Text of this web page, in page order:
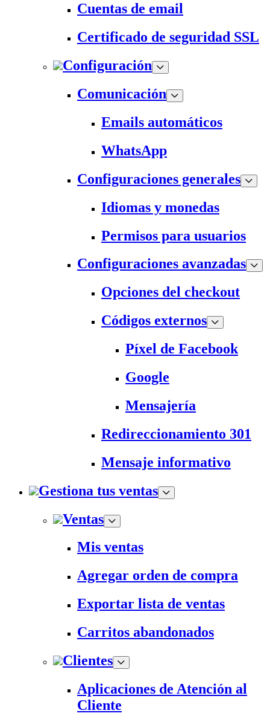
Cuentas de email
Certificado de seguridad SSL
Configuración
Comunicación
Emails automáticos
WhatsApp
Configuraciones generales
Idiomas y monedas
Permisos para usuarios
Configuraciones avanzadas
Opciones del checkout
Códigos externos
Píxel de Facebook
Google
Mensajería
Redireccionamiento 301
Mensaje informativo
Gestiona tus ventas
Ventas
Mis ventas
Agregar orden de compra
Exportar lista de ventas
Carritos abandonados
Clientes
Aplicaciones de Atención al
Cliente